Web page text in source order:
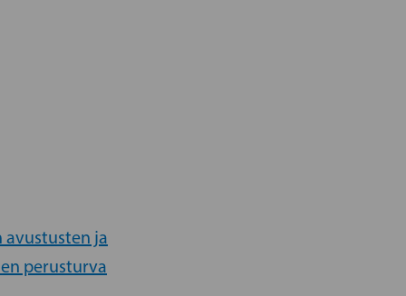
avustusten ja
perusturva